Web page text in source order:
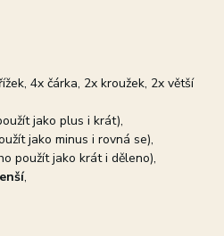
4x čárka, 2x kroužek, 2x větší
jako plus i krát),
jako minus i rovná se),
použít jako krát i děleno),
,